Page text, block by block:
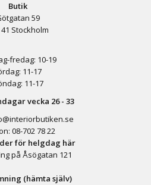
Butik
59
41 Stockholm
fredag: 10-19
11-17
11-17
vecka 26 - 33
08-702 78 22
för helgdag här
på Åsögatan 121
(hämta själv)